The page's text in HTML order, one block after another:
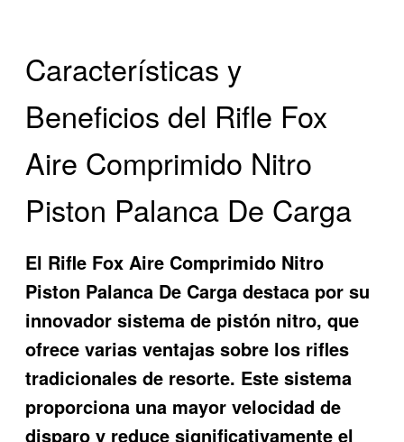
Características y
Beneficios del Rifle Fox
Aire Comprimido Nitro
Piston Palanca De Carga
El Rifle Fox Aire Comprimido Nitro
Piston Palanca De Carga destaca por su
innovador sistema de pistón nitro, que
ofrece varias ventajas sobre los rifles
tradicionales de resorte. Este sistema
proporciona una mayor velocidad de
disparo y reduce significativamente el